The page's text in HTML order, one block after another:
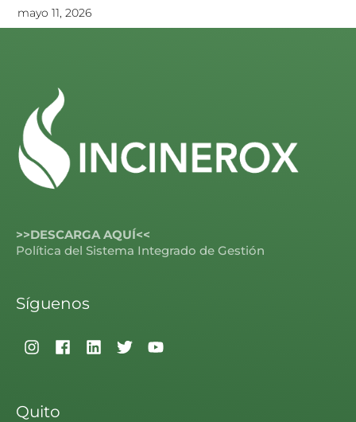
mayo 11, 2026
>>DESCARGA AQUÍ<<
Política del Sistema Integrado de Gestión
Síguenos
Quito